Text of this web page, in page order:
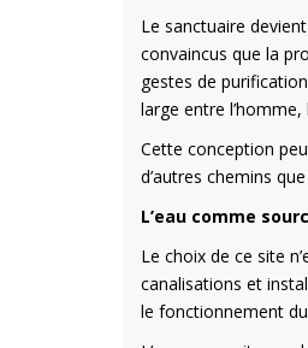
Le sanctuaire
convaincus que la
gestes de
large entre
Cette conception
d’autres chemins
L’eau comme
Le choix de ce site
canalisations et
le fonctionnement